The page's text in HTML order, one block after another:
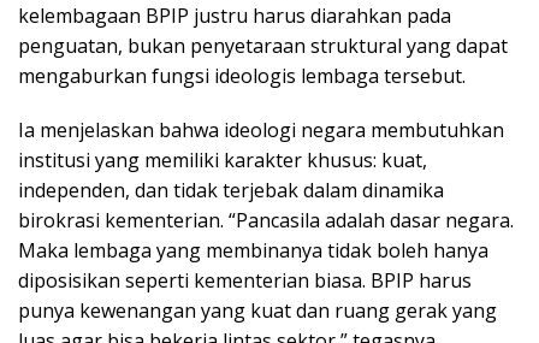
kelembagaan BPIP justru harus diarahkan pada
penguatan, bukan penyetaraan struktural yang dapat
mengaburkan fungsi ideologis lembaga tersebut.
Ia menjelaskan bahwa ideologi negara membutuhkan
institusi yang memiliki karakter khusus: kuat,
independen, dan tidak terjebak dalam dinamika
birokrasi kementerian. “Pancasila adalah dasar negara.
Maka lembaga yang membinanya tidak boleh hanya
diposisikan seperti kementerian biasa. BPIP harus
punya kewenangan yang kuat dan ruang gerak yang